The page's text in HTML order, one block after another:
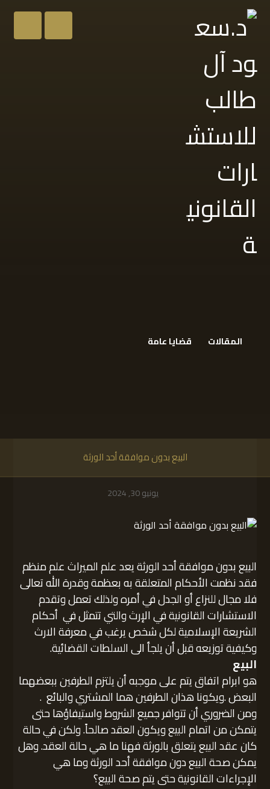
المقالات قضايا عامة
البيع بدون موافقة أحد الورثة
يونيو 30, 2024
البيع بدون موافقة أحد الورثة يعد علم الميراث علم منظم
فقد نظمت الأحكام المتعلقة به بعظمة وقدرة الله تعالى
فلا مجال للنزاع أو الجدل في أمره ولذلك تعمل وتقدم
الاستشارات القانونية في الإرث والتي تتمثل في أحكام
الشريعة الإسلامية لكل شخص يرغب في معرفة الارث
وكيفية توزيعه قبل أن يلجأ الى السلطات القضائية.
البيع
هو ابرام اتفاق يتم على موجبه أن يلتزم الطرفين ببعضهما
البعض .ويكونا هذان الطرفين هما المشتري والبائع .
ومن الضروري أن تتوافر جميع الشروط واستيفاؤها حتى
يتمكن من اتمام البيع ويكون العقد صالحاً. ولكن في حالة
كان عقد البيع يتعلق بالورثة فهنا ما هي حالة العقد. وهل
يمكن صحة البيع دون موافقة أحد الورثة وما هي
الإجراءات القانونية حتى يتم صحة البيع؟